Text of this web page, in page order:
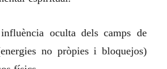
oculta dels camps de
no pròpies i bloquejos)